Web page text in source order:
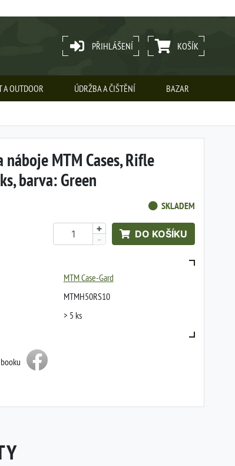
PŘIHLÁŠENÍ KOŠÍK
A OUTDOOR ÚDRŽBA A ČIŠTĚNÍ BAZAR
náboje MTM Cases, Rifle
barva: Green
SKLADEM
+
-
DO KOŠÍKU
MTM Case-Gard
MTMH50RS10
> 5 ks